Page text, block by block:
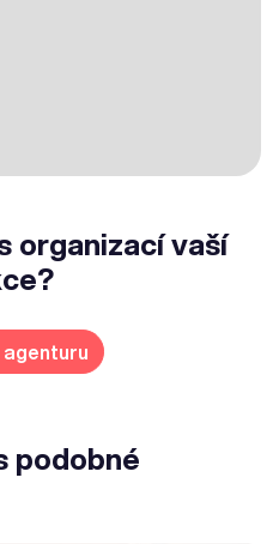
organizací vaší
podobné